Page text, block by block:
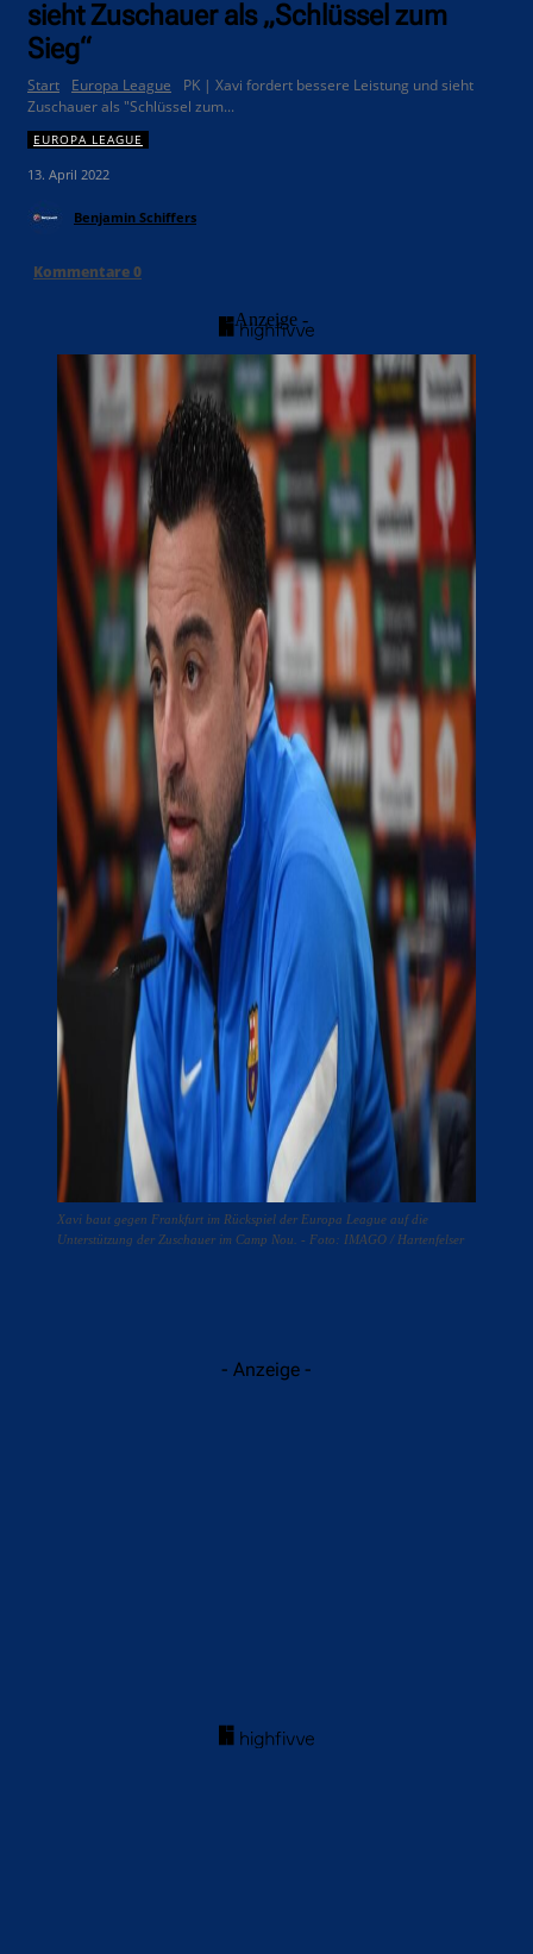
sieht Zuschauer als „Schlüssel zum
Sieg“
Start Europa League
PK | Xavi fordert bessere Leistung und sieht
Zuschauer als "Schlüssel zum...
EUROPA LEAGUE
13. April 2022
Benjamin Schiffers
Kommentare0
- Anzeige -
Xavi baut gegen Frankfurt im Rückspiel der Europa League auf die
Unterstützung der Zuschauer im Camp Nou. - Foto: IMAGO / Hartenfelser
- Anzeige -